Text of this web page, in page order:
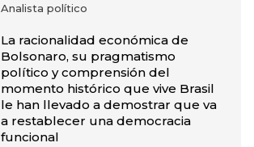
Analista político
La racionalidad económica de
Bolsonaro, su pragmatismo
político y comprensión del
momento histórico que vive Brasil
le han llevado a demostrar que va
a restablecer una democracia
funcional